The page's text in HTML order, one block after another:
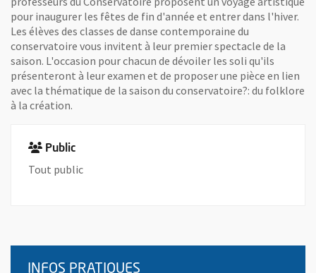
pour inaugurer les fêtes de fin d'année et entrer dans l'hiver.
Les élèves des classes de danse contemporaine du
conservatoire vous invitent à leur premier spectacle de la
saison. L'occasion pour chacun de dévoiler les soli qu'ils
présenteront à leur examen et de proposer une pièce en lien
avec la thématique de la saison du conservatoire?: du folklore
à la création.
Public
Tout public
INFOS PRATIQUES